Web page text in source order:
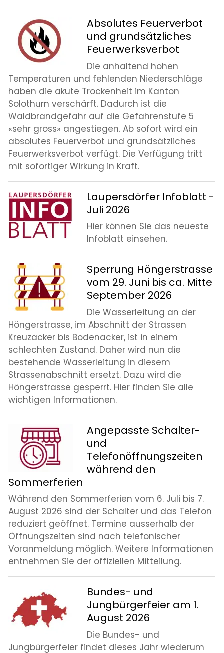
Absolutes Feuerverbot
und grundsätzliches
Feuerwerksverbot
Die anhaltend hohen
Temperaturen und fehlenden Niederschläge
haben die akute Trockenheit im Kanton
Solothurn verschärft. Dadurch ist die
Waldbrandgefahr auf die Gefahrenstufe 5
«sehr gross» angestiegen. Ab sofort wird ein
absolutes Feuerverbot und grundsätzliches
Feuerwerksverbot verfügt. Die Verfügung tritt
mit sofortiger Wirkung in Kraft.
Laupersdörfer Infoblatt -
Juli 2026
Hier können Sie das neueste
Infoblatt einsehen.
Sperrung Höngerstrasse
vom 29. Juni bis ca. Mitte
September 2026
Die Wasserleitung an der
Höngerstrasse, im Abschnitt der Strassen
Kreuzacker bis Bodenacker, ist in einem
schlechten Zustand. Daher wird nun die
bestehende Wasserleitung in diesem
Strassenabschnitt ersetzt. Dazu wird die
Höngerstrasse gesperrt. Hier finden Sie alle
wichtigen Informationen.
Angepasste Schalter-
und
Telefonöffnungszeiten
während den
Sommerferien
Während den Sommerferien vom 6. Juli bis 7.
August 2026 sind der Schalter und das Telefon
reduziert geöffnet. Termine ausserhalb der
Öffnungszeiten sind nach telefonischer
Voranmeldung möglich. Weitere Informationen
entnehmen Sie der offiziellen Mitteilung.
Bundes- und
Jungbürgerfeier am 1.
August 2026
Die Bundes- und
Jungbürgerfeier findet dieses Jahr wiederum